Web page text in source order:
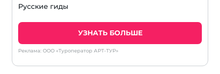
Русские гиды
УЗНАТЬ БОЛЬШЕ
Реклама: ООО «Туроператор АРТ-ТУР»